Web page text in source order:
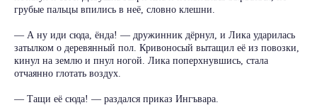
грубые пальцы впились в неё, словно клешни.
— А ну иди сюда, ёнда! — дружинник дёрнул, и Лика ударилась
затылком о деревянный пол. Кривоносый вытащил её из повозки,
кинул на землю и пнул ногой. Лика поперхнувшись, стала
отчаянно глотать воздух.
— Тащи её сюда! — раздался приказ Ингъвара.